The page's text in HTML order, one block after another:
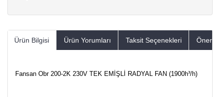
Ürün Bilgisi Ürün Yorumları Taksit Seçenekleri
Fansan Obr 200-2K 230V TEK EMİŞLİ RADYAL FAN (1900h³/h)